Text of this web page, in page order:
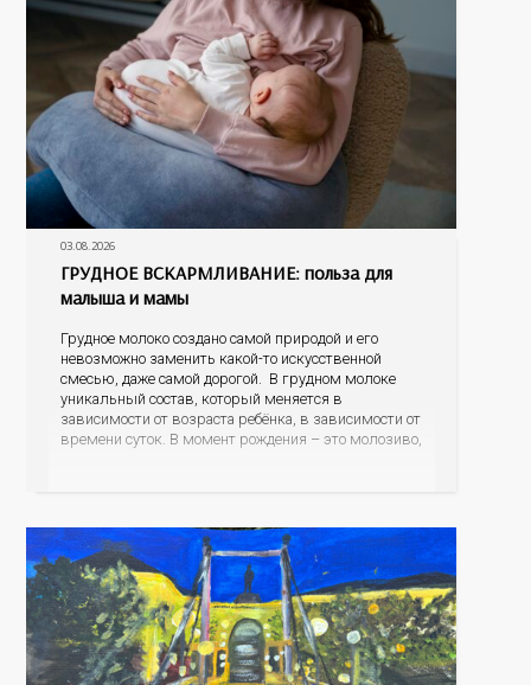
03.08.2026
ГРУДНОЕ ВСКАРМЛИВАНИЕ: польза для
малыша и мамы
Грудное молоко создано самой природой и его
невозможно заменить какой-то искусственной
смесью, даже самой дорогой. В грудном молоке
уникальный состав, который меняется в
зависимости от возраста ребёнка, в зависимости от
времени суток. В момент рождения – это молозиво,